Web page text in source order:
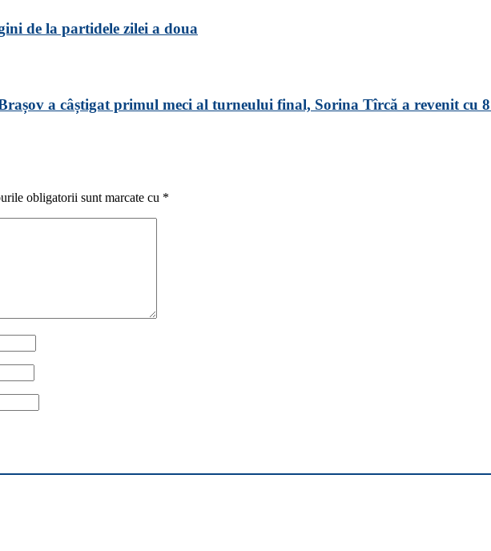
de la partidele zilei a doua
a câștigat primul meci al turneului final, Sorina Tîrcă a revenit cu
obligatorii sunt marcate cu *